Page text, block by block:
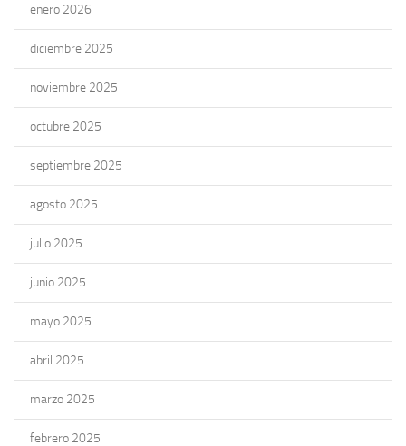
enero 2026
diciembre 2025
noviembre 2025
octubre 2025
septiembre 2025
agosto 2025
julio 2025
junio 2025
mayo 2025
abril 2025
marzo 2025
febrero 2025